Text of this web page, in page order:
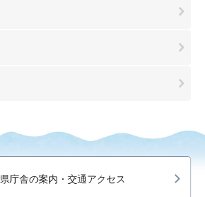
県庁舎の案内・交通アクセス